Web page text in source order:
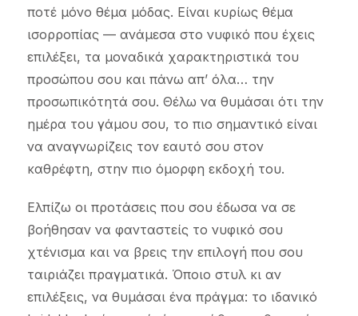
ποτέ μόνο θέμα μόδας. Είναι κυρίως θέμα
ισορροπίας — ανάμεσα στο νυφικό που έχεις
επιλέξει, τα μοναδικά χαρακτηριστικά του
προσώπου σου και πάνω απ’ όλα… την
προσωπικότητά σου. Θέλω να θυμάσαι ότι την
ημέρα του γάμου σου, το πιο σημαντικό είναι
να αναγνωρίζεις τον εαυτό σου στον
καθρέφτη, στην πιο όμορφη εκδοχή του.
Ελπίζω οι προτάσεις που σου έδωσα να σε
βοήθησαν να φανταστείς το νυφικό σου
χτένισμα και να βρεις την επιλογή που σου
ταιριάζει πραγματικά. Όποιο στυλ κι αν
επιλέξεις, να θυμάσαι ένα πράγμα: το ιδανικό